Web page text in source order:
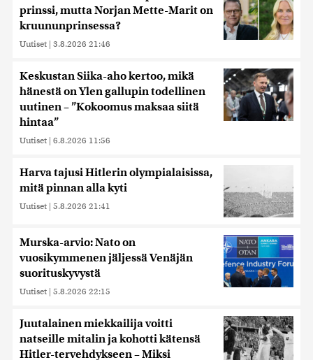
prinssi, mutta Norjan Mette-Marit on
kruununprinsessa?
Uutiset | 3.8.2026 21:46
Keskustan Siika-aho kertoo, mikä
hänestä on Ylen gallupin todellinen
uutinen – ”Kokoomus maksaa siitä
hintaa”
Uutiset | 6.8.2026 11:56
Harva tajusi Hitlerin olympialaisissa,
mitä pinnan alla kyti
Uutiset | 5.8.2026 21:41
Murska-arvio: Nato on
vuosikymmenen jäljessä Venäjän
suorituskyvystä
Uutiset | 5.8.2026 22:15
Juutalainen miekkailija voitti
natseille mitalin ja kohotti kätensä
Hitler-tervehdykseen – Miksi